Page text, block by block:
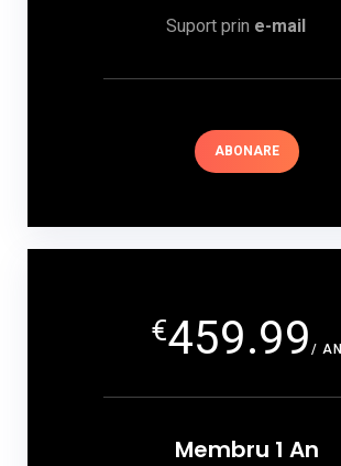
Suport prin e-mail
ABONARE
€459.99 / AN
Membru 1 An